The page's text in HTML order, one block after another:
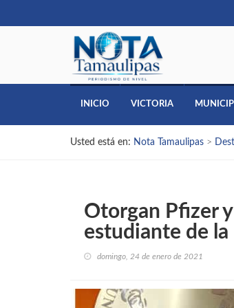
INICIO VICTORIA
Usted está en: Nota Tamaulipas >
Otorgan Pfizer
estudiante de la
domingo, 24 de enero de 2021